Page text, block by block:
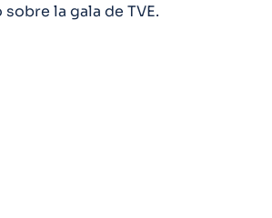
la gala de TVE.